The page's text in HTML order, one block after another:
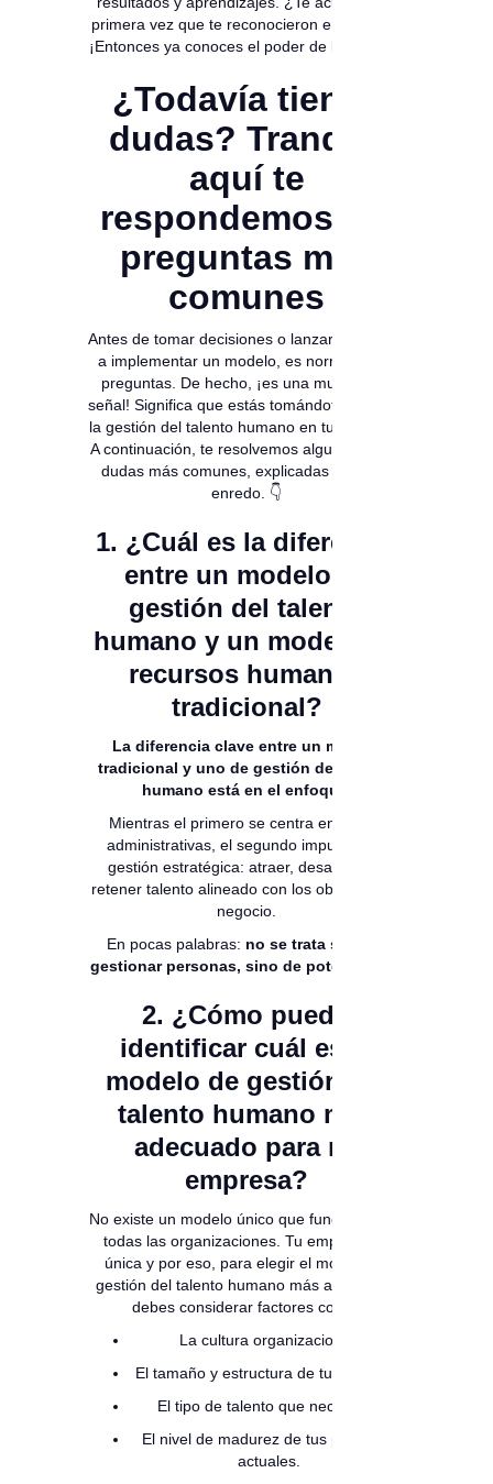
primera vez que te reconocieron en público?
¡Entonces ya conoces el poder de la palabra!
¿Todavía tienes
dudas? Tranqui,
aquí te
respondemos las
preguntas más
comunes
Antes de tomar decisiones o lanzarte de lleno
a implementar un modelo, es normal tener
preguntas. De hecho, ¡es una muy buena
señal! Significa que estás tomándote en serio
la gestión del talento humano en tu empresa.
A continuación, te resolvemos algunas de las
dudas más comunes, explicadas sin tanto
enredo. 👇
1. ¿Cuál es la diferencia
entre un modelo de
gestión del talento
humano y un modelo de
recursos humanos
tradicional?
La diferencia clave entre un modelo
tradicional y uno de gestión del talento
humano está en el enfoque.
Mientras el primero se centra en tareas
administrativas, el segundo impulsa una
gestión estratégica: atraer, desarrollar y
retener talento alineado con los objetivos del
negocio.
En pocas palabras: no se trata solo de
gestionar personas, sino de potenciarlas
2. ¿Cómo puedo
identificar cuál es el
modelo de gestión del
talento humano más
adecuado para mi
empresa?
No existe un modelo único que funcione para
todas las organizaciones. Tu empresa es
única y por eso, para elegir el modelo de
gestión del talento humano más adecuado,
debes considerar factores como:
La cultura organizacional.
El tamaño y estructura de tu empresa.
El tipo de talento que necesitas.
El nivel de madurez de tus procesos
actuales.